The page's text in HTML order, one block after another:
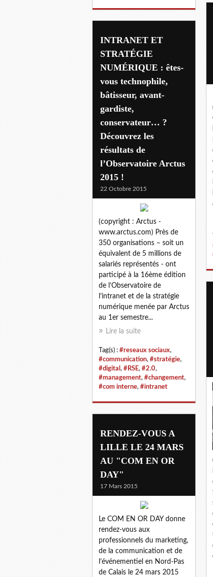
INTRANET ET
STRATÉGIE
NUMÉRIQUE : êtes-
vous technophile,
bâtisseur, avant-
gardiste,
conservateur… ?
Découvrez les
résultats de
l’Observatoire Arctus
2015 !
22 Octobre 2015
(copyright : Arctus -
www.arctus.com) Près de
350 organisations – soit un
équivalent de 5 millions de
salariés représentés - ont
participé à la 16ème édition
de l’Observatoire de
l’intranet et de la stratégie
numérique menée par Arctus
au 1er semestre...
Lire la suite
Tag(s) : #reseaux sociaux,
#communication, #stratégie,
#digital , #RSE, #2.0,
#management, #changement,
#com interne, #intranet
RENDEZ-VOUS A
LILLE LE 24 MARS
AU "COM EN OR
DAY"
17 Mars 2015
Le COM EN OR DAY donne
rendez-vous aux
professionnels du marketing,
de la communication et de
l’événementiel en Nord-Pas
de Calais le 24 mars 2015